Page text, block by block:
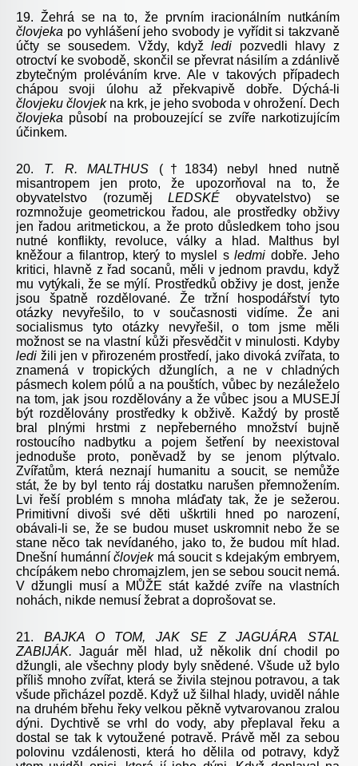
19. Žehrá se na to, že prvním iracionálním nutkáním
človjeka po vyhlášení jeho svobody je vyřídit si takzvaně
účty se sousedem. Vždy, kdyžledi pozvedli hlavy z
otroctví ke svobodě, skončil se převrat násilím a zdánlivě
zbytečným proléváním krve. Ale v takových případech
chápou svoji úlohu až překvapivě dobře. Dýchá-li
človjeku človjek na krk, je jeho svoboda v ohrožení. Dech
človjeka působí na probouzející se zvíře narkotizujícím
účinkem.
20. T. R.MALTHUS (†1834) nebyl hned nutně
misantropem jen proto, že upozorňoval na to, že
obyvatelstvo (rozuměj LEDSKÉ obyvatelstvo) se
rozmnožuje geometrickou řadou, ale prostředky obživy
jen řadou aritmetickou, a že proto důsledkem toho jsou
nutné konflikty, revoluce, války a hlad. Malthus byl
kněžour a filantrop, který to myslel sledmi dobře. Jeho
kritici, hlavně z řad socanů, měli v jednom pravdu, když
mu vytýkali, že se mýlí. Prostředků obživy je dost, jenže
jsou špatně rozdělované. Že tržní hospodářství tyto
otázky nevyřešilo, to v současnosti vidíme. Že ani
socialismus tyto otázky nevyřešil, o tom jsme měli
možnost se na vlastní kůži přesvědčit v minulosti. Kdyby
ledi žili jen v přirozeném prostředí, jako divoká zvířata, to
znamená v tropických džunglích, a ne v chladných
pásmech kolem pólů a na pouštích, vůbec by nezáleželo
na tom, jak jsou rozdělovány a že vůbec jsou a MUSEJÍ
být rozdělovány prostředky k obživě. Každý by prostě
bral plnými hrstmi z nepřeberného množství bujně
rostoucího nadbytku a pojem šetření by neexistoval
jednoduše proto, poněvadž by se jenom plýtvalo.
Zvířatům, která neznají humanitu a soucit, se nemůže
stát, že by byl tento ráj dostatku narušen přemnožením.
Lvi řeší problém s mnoha mláďaty tak, že je sežerou.
Primitivní divoši své děti uškrtili hned po narození,
obávali-li se, že se budou muset uskromnit nebo že se
stane něco tak nevídaného, jako to, že budou mít hlad.
Dnešní humánníčlovjek má soucit s kdejakým embryem,
chcípákem nebo chromajzlem, jen se sebou soucit nemá.
V džungli musí a MŮŽE stát každé zvíře na vlastních
nohách, nikde nemusí žebrat a doprošovat se.
21. BAJKA O TOM, JAK SE Z JAGUÁRA
STAL
ZABIJÁK.Jaguár měl hlad, už několik dní chodil po
džungli, ale všechny plody byly snědené. Všude už bylo
příliš mnoho zvířat, která se živila stejnou potravou, a tak
všude přicházel pozdě. Když už šilhal hlady, uviděl náhle
na druhém břehu řeky velkou pěkně vytvarovanou zralou
dýni. Dychtivě se vrhl do vody, aby přeplaval řeku a
dostal se tak k vytoužené potravě. Právě měl za sebou
polovinu vzdálenosti, která ho dělila od potravy, když